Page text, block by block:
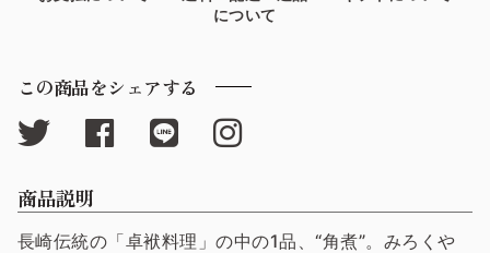
について
この商品をシェアする
商品説明
長崎伝統の「卓袱料理」の中の1品、“角煮”。みろくや